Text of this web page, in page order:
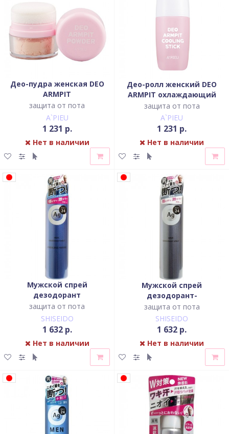
Део-пудра женская DEO
ARMPIT
защита от пота
A`PIEU
1 231 р.
Нет в наличии
Део-ролл женский DEO
ARMPIT охлаждающий
защита от пота
A`PIEU
1 231 р.
Нет в наличии
Мужской спрей
дезодорант
антиперспирант с ионами
серебра с ароматом
морского бриза
защита от пота
SHISEIDO
1 632 р.
Нет в наличии
Мужской спрей
дезодорант-
антиперспирант с ионами
серебра без запаха
защита от пота
SHISEIDO
1 632 р.
Нет в наличии